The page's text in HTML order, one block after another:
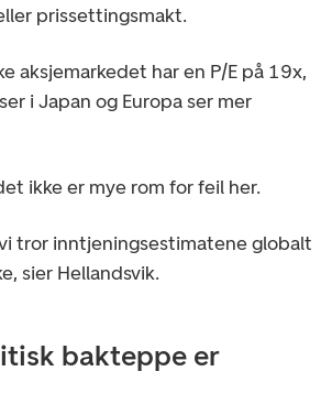
prissettingsmakt.
aksjemarkedet har en P/E på 19x,
i Japan og Europa ser mer
ikke er mye rom for feil her.
tror inntjeningsestimatene globalt
sier Hellandsvik.
bakteppe er